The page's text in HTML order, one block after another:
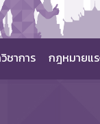
ชาการ กฎหมายแ